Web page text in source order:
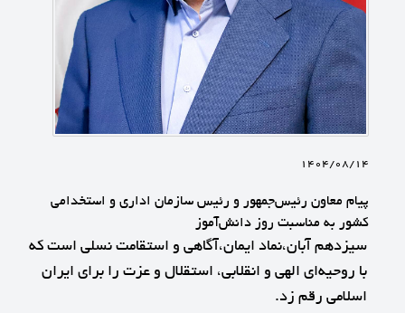
1404/08/14
پیام معاون رئیس‌جمهور و رئیس سازمان اداری و استخدامی
کشور به‌ مناسبت روز دانش‌آموز
سیزدهم آبان،نماد ایمان،آگاهی و استقامت نسلی است که
با روحیه‌ای الهی و انقلابی، استقلال و عزت را برای ایران
اسلامی رقم زد.